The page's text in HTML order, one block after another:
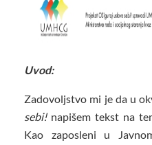
Uvod:
Zadovoljstvo mi je da u
sebi! napišem tekst na
Kao zaposleni u